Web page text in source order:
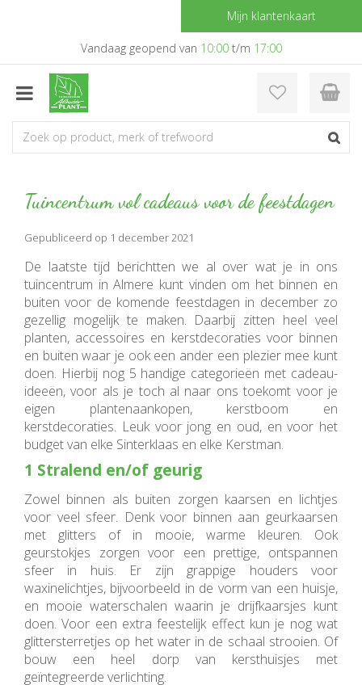
a
Mijn klantenkaart
Vandaag geopend van 10:00t/m 17:00
Tuincentrum vol cadeaus voor de feestdagen
Gepubliceerd op 1 december 2021
De laatste tijd berichtten we al over wat je in ons
tuincentrum in Almere kunt vinden om het binnen en
buiten voor de komende feestdagen in december zo
gezellig mogelijk te maken. Daarbij zitten heel veel
planten, accessoires en kerstdecoraties voor binnen
en buiten waar je ook een ander een plezier mee kunt
doen. Hierbij nog 5 handige categorieën met cadeau-
ideeën, voor als je toch al naar ons toekomt voor je
eigen plantenaankopen, kerstboom en
kerstdecoraties. Leuk voor jong en oud, en voor het
budget van elke Sinterklaas en elke Kerstman.
1 Stralend en/of geurig
Zowel binnen als buiten zorgen kaarsen en lichtjes
voor veel sfeer. Denk voor binnen aan geurkaarsen
met glitters of in mooie, warme kleuren. Ook
geurstokjes zorgen voor een prettige, ontspannen
sfeer in huis. Er zijn grappige houders voor
waxinelichtjes, bijvoorbeeld in de vorm van een huisje,
en mooie waterschalen waarin je drijfkaarsjes kunt
doen. Voor een extra feestelijk effect kun je nog wat
glittersterretjes op het water in de schaal strooien. Of
bouw een heel dorp van kersthuisjes met
geïntegreerde verlichting.